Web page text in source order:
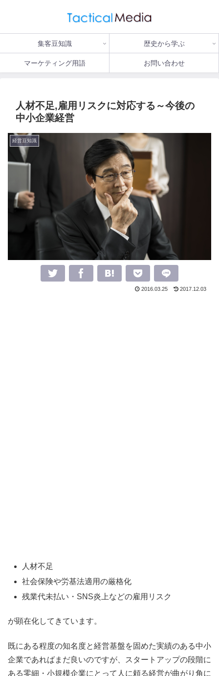
集客豆知識 歴史から学ぶ
マーケティング用語 お問い合わせ
人材不足,雇用リスクに対応する～今後の
中小企業経営
経営豆知識
2016.03.25 2017.12.03
人材不足
社会保険や労基法適用の厳格化
残業代未払い・SNS炎上などの雇用リスク
が顕在化してきています。
既にある程度の知名度と経営基盤を固めた実績のある中小
企業であればまだ良いのですが、スタートアップの段階に
ある零細・小規模企業にとって人に頼る経営が曲がり角に